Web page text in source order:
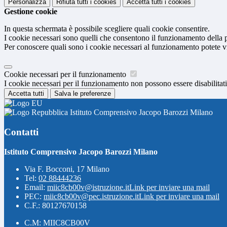
Personalizza Rifiuta tutti i cookies Accetta tutti i cookies
Gestione cookie
In questa schermata è possibile scegliere quali cookie consentire.
I cookie necessari sono quelli che consentono il funzionamento
Per conoscere quali sono i cookie necessari al funzionamento potete
Cookie necessari per il funzionamento
I cookie necessari per il funzionamento non possono essere
Accetta tutti Salva le preferenze
Istituto Comprensivo Jacopo Barozzi Milano
Contatti
Istituto Comprensivo Jacopo Barozzi Milano
Via F. Bocconi, 17 Milano
Tel: 02 88444236
Email: miic8cb00v@istruzione.itLink per inviare una mail
PEC: miic8cb00v@pec.istruzione.itLink per inviare una mail
C.F.: 80127670158
C.M: MIIC8CB00V